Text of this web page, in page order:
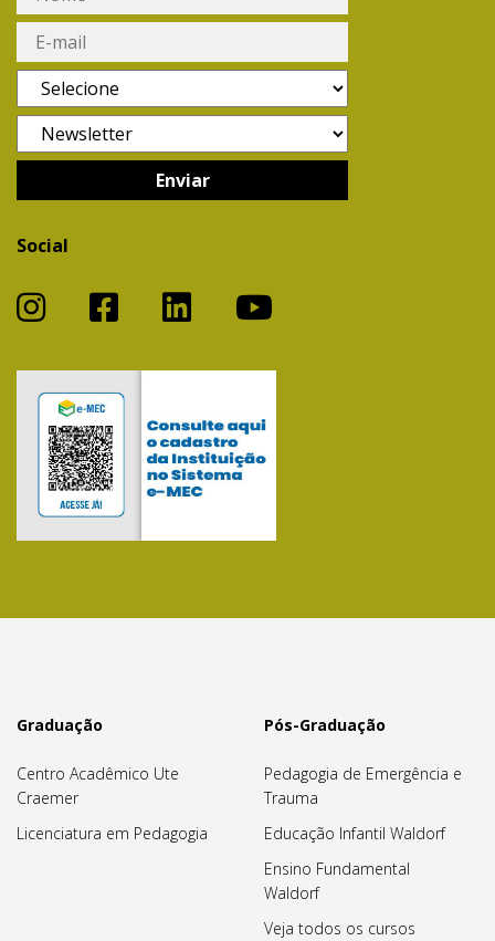
Social
Graduação
Centro Acadêmico Ute
Craemer
Licenciatura em Pedagogia
Pós-Graduação
Pedagogia de Emergência e
Trauma
Educação Infantil Waldorf
Ensino Fundamental
Waldorf
Veja todos os cursos